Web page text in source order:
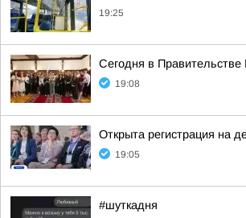
19:25
Сегодня в Правительстве
19:08
Открыта регистрация на
19:05
#шуткадня